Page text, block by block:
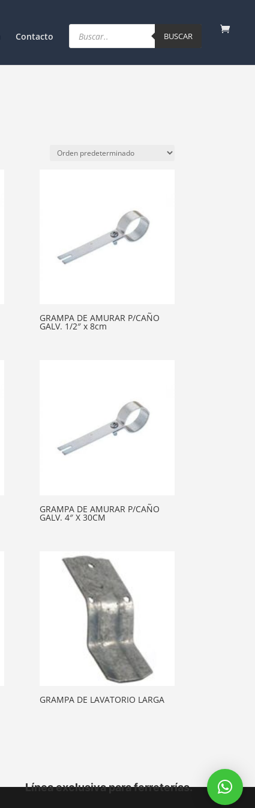
Contacto
Products
search BUSCAR
GRAMPA DE AMURAR P/CAÑO
GALV. 1/2″ x 8cm
GRAMPA DE AMURAR P/CAÑO
GALV. 4″ X 30CM
GRAMPA DE LAVATORIO LARGA
Línea exclusiva para ferreterías.